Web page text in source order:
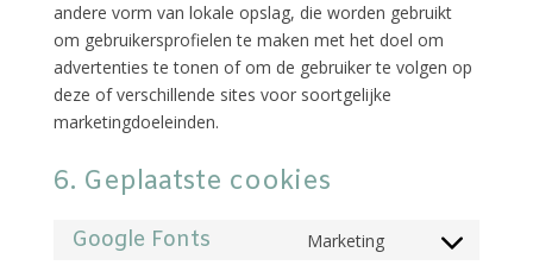
andere vorm van lokale opslag, die worden gebruikt
om gebruikersprofielen te maken met het doel om
advertenties te tonen of om de gebruiker te volgen op
deze of verschillende sites voor soortgelijke
marketingdoeleinden.
6. Geplaatste cookies
Google Fonts Marketing
Consent